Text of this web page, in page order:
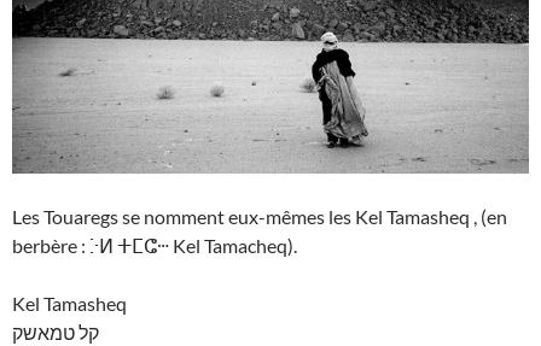
Les Touaregs se nomment eux-mêmes les Kel Tamasheq , (en
berbère : ⴾⵍ ⵜⵎⵛⵈ Kel Tamacheq).
Kel Tamasheq
קל טמאשק